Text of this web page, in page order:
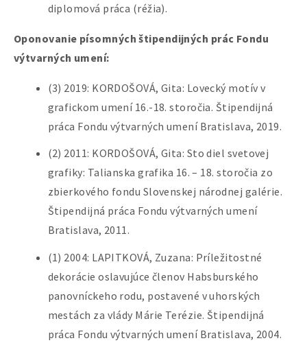
diplomová práca (réžia).
Oponovanie písomných štipendijných prác Fondu
výtvarných umení:
(3) 2019: KORDOŠOVÁ, Gita: Lovecký motív v
grafickom umení 16.-18. storočia. Štipendijná
práca Fondu výtvarných umení Bratislava, 2019.
(2) 2011: KORDOŠOVÁ, Gita: Sto diel svetovej
grafiky: Talianska grafika 16. – 18. storočia zo
zbierkového fondu Slovenskej národnej galérie.
Štipendijná práca Fondu výtvarných umení
Bratislava, 2011.
(1) 2004: LAPITKOVÁ, Zuzana: Príležitostné
dekorácie oslavujúce členov Habsburského
panovníckeho rodu, postavené v uhorských
mestách za vlády Márie Terézie. Štipendijná
práca Fondu výtvarných umení Bratislava, 2004.